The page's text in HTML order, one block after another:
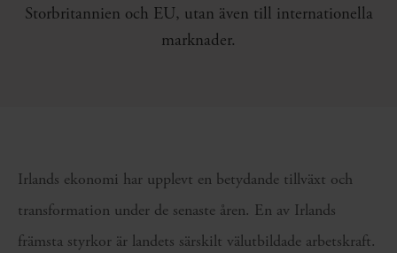
Storbritannien och EU, utan även till internationella
marknader.
Irlands ekonomi har upplevt en betydande tillväxt och
transformation under de senaste åren. En av Irlands
främsta styrkor är landets särskilt välutbildade arbetskraft.